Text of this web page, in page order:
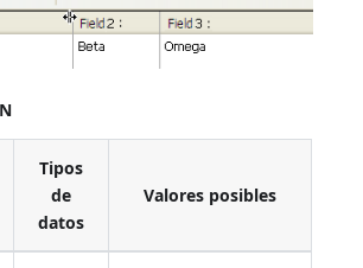
Tipos
de
datos
Valores posibles